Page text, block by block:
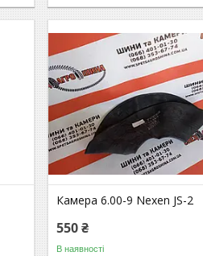
Камера 6.00-9 Nexen JS-2
550 ₴
В наявності